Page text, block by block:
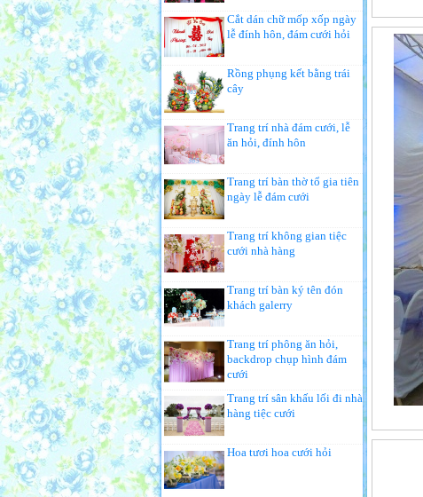
Cắt dán chữ mốp xốp ngày
lễ đính hôn, đám cưới hỏi
Rồng phụng kết bằng trái
cây
Trang trí nhà đám cưới, lễ
ăn hỏi, đính hôn
Trang trí bàn thờ tổ gia tiên
ngày lễ đám cưới
Trang trí không gian tiệc
cưới nhà hàng
Trang trí bàn ký tên đón
khách galerry
Trang trí phông ăn hỏi,
backdrop chụp hình đám
cưới
Trang trí sân khấu lối đi nhà
hàng tiệc cưới
Hoa tươi hoa cưới hỏi